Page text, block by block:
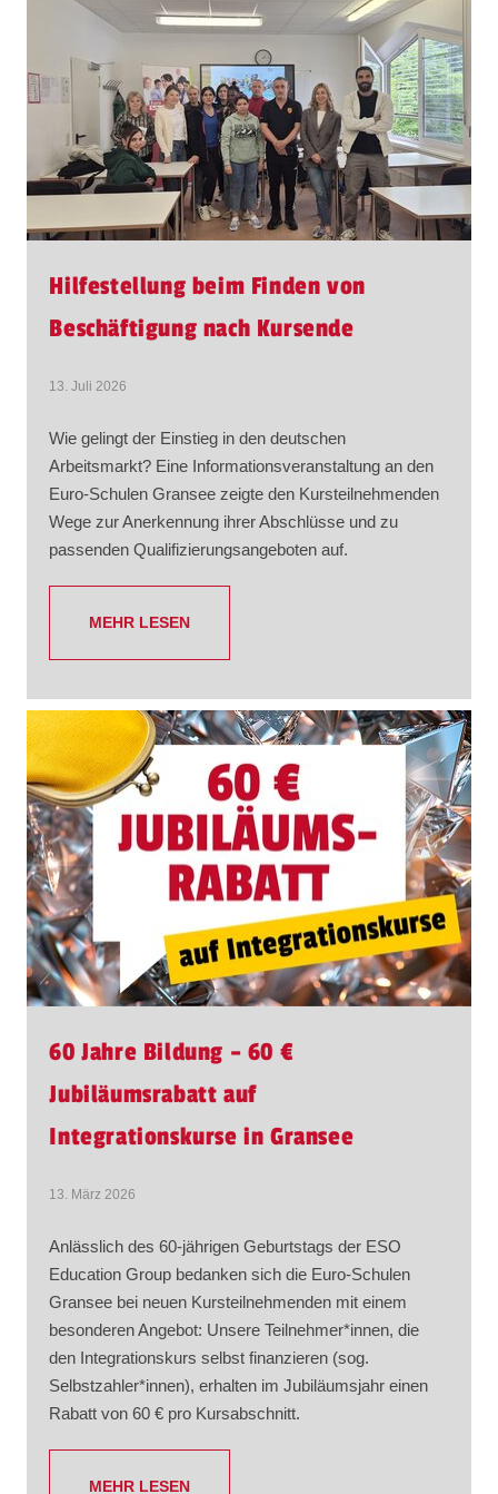
Hilfestellung beim Finden von
Beschäftigung nach Kursende
13. Juli 2026
Wie gelingt der Einstieg in den deutschen
Arbeitsmarkt? Eine Informationsveranstaltung an den
Euro-Schulen Gransee zeigte den Kursteilnehmenden
Wege zur Anerkennung ihrer Abschlüsse und zu
passenden Qualifizierungsangeboten auf.
MEHR LESEN
60 Jahre Bildung – 60 €
Jubiläumsrabatt auf
Integrationskurse in Gransee
13. März 2026
Anlässlich des 60-jährigen Geburtstags der ESO
Education Group bedanken sich die Euro-Schulen
Gransee bei neuen Kursteilnehmenden mit einem
besonderen Angebot: Unsere Teilnehmer*innen, die
den Integrationskurs selbst finanzieren (sog.
Selbstzahler*innen), erhalten im Jubiläumsjahr einen
Rabatt von 60 € pro Kursabschnitt.
MEHR LESEN